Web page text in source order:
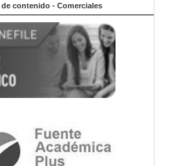
contenido - Comerciales